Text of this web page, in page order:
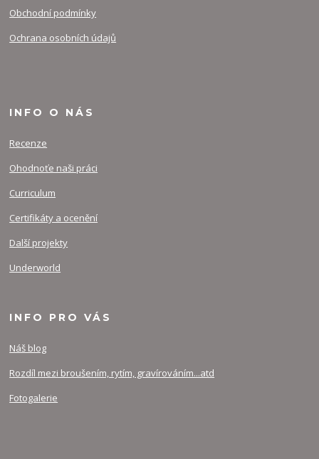
Obchodní podmínky
Ochrana osobních údajů
INFO O NÁS
Recenze
Ohodnoťe naši práci
Curriculum
Certifikáty a ocenění
Další projekty
Underworld
INFO PRO VÁS
Náš blog
Rozdíl mezi broušením, rytím, gravírováním...atd
Fotogalerie